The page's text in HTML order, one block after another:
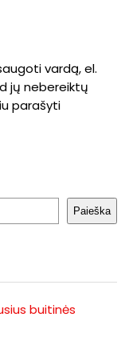
vardą, el.
jų nebereiktų
parašyti
Paieška
buitinės